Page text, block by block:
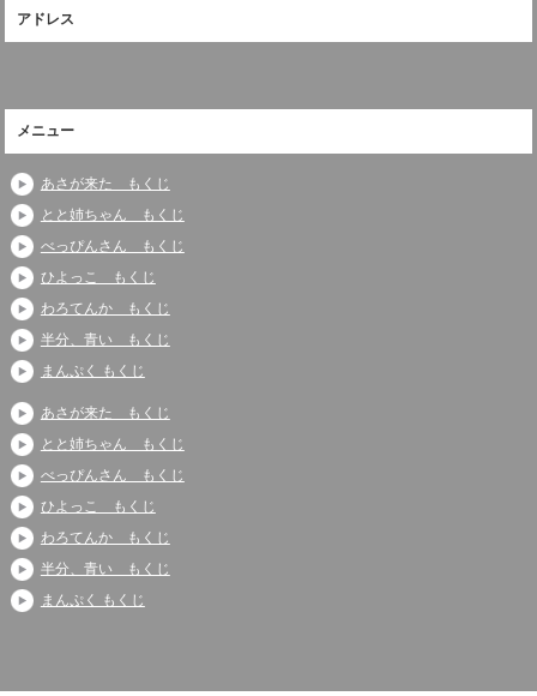
アドレス
メニュー
あさが来た もくじ
とと姉ちゃん もくじ
べっぴんさん もくじ
ひよっこ もくじ
わろてんか もくじ
半分、青い もくじ
まんぷく もくじ
あさが来た もくじ
とと姉ちゃん もくじ
べっぴんさん もくじ
ひよっこ もくじ
わろてんか もくじ
半分、青い もくじ
まんぷく もくじ